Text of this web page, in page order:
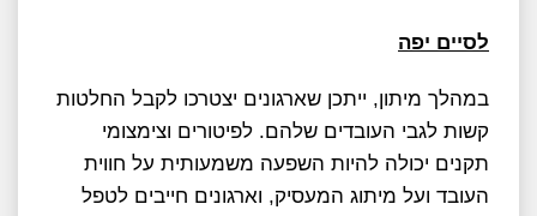
לסיים יפה
במהלך מיתון, ייתכן שארגונים יצטרכו לקבל החלטות
קשות לגבי העובדים שלהם. לפיטורים וצימצומי
תקנים יכולה להיות השפעה משמעותית על חווית
העובד ועל מיתוג המעסיק, וארגונים חייבים לטפל